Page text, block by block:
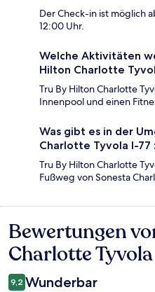
Der Check-in ist möglich
12:00 Uhr.
Welche Aktivitäten
Hilton Charlotte
Tru By Hilton Charlotte
Innenpool und einen
Was gibt es in der
Charlotte Tyvola I-77
Tru By Hilton Charlotte
Fußweg von Sonesta
Bewertungen
Bewertungen
Charlotte
9,2 Wunderbar